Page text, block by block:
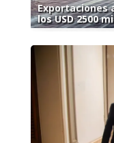
Exportaciones
los USD 2500